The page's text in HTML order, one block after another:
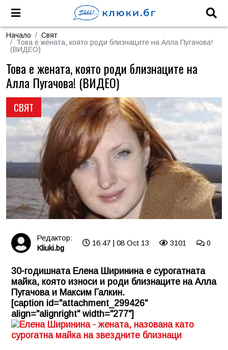
Начало
Свят
Това е жената, която роди близнаците на Алла Пугачова!
(ВИДЕО)
СВЯТ
Това е жената, която роди близнаците на
Алла Пугачова! (ВИДЕО)
Редактор:
Kliuki.bg
16:47 | 08 Oct 13 3101 0
30-годишната Елена Ширинина е сурогатната
майка, която износи и роди близнаците на Алла
Пугачова и Максим Галкин.
[caption id="attachment_299426"
align="alignright" width="277"]